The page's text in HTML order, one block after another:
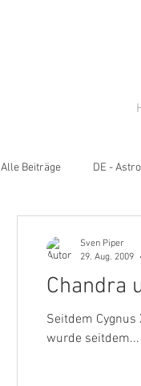
Alle Beiträge DE -
Chandra
Seitdem
wurde seitdem...
Sven Piper
29. Aug. 2009